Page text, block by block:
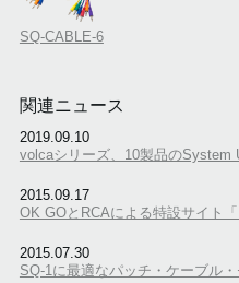
SQ-CABLE-6
関連ニュース
2019.09.10
volcaシリーズ、10製品のSystem
2015.09.17
OK GOとRCAによる特設サイト
2015.07.30
SQ-1に最適なパッチ・ケーブル